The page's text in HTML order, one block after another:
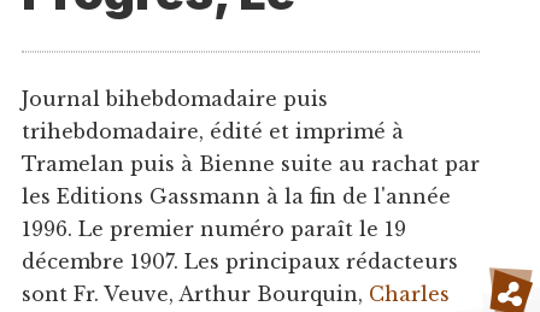
Journal bihebdomadaire puis
trihebdomadaire, édité et imprimé à
Tramelan puis à Bienne suite au rachat par
les Editions Gassmann à la fin de l'année
1996. Le premier numéro paraît le 19
décembre 1907. Les principaux rédacteurs
sont Fr. Veuve, Arthur Bourquin, Charles